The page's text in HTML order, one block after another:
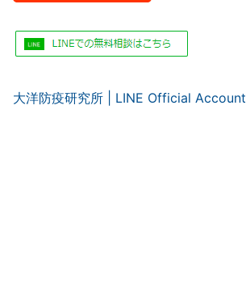
大洋防疫研究所 | LINE Official Account